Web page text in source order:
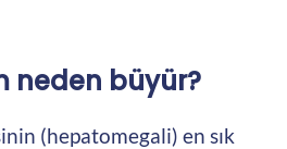
neden büyür?
(hepatomegali) en sık